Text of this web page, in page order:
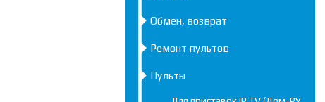
Обмен, возврат
Ремонт пультов
Пульты